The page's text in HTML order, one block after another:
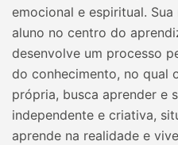
emocional e espiritual.
aluno no centro do
desenvolve um processo
do conhecimento, no qual
própria, busca aprender e
independente e criativa,
aprende na realidade e